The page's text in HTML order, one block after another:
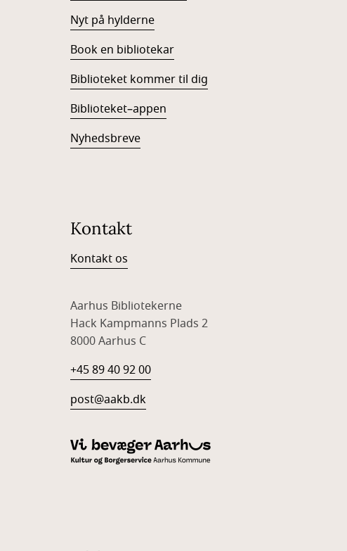
Nyt på hylderne
Book en bibliotekar
Biblioteket kommer til dig
Biblioteket–appen
Nyhedsbreve
Kontakt
Kontakt os
Aarhus Bibliotekerne
Hack Kampmanns Plads 2
8000 Aarhus C
+45 89 40 92 00
post@aakb.dk